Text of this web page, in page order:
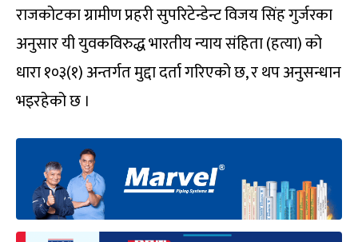
राजकोटका ग्रामीण प्रहरी सुपरिटेन्डेन्ट विजय सिंह गुर्जरका
अनुसार यी युवकविरुद्ध भारतीय न्याय संहिता (हत्या) को
धारा १०३(१) अन्तर्गत मुद्दा दर्ता गरिएको छ, र थप अनुसन्धान
भइरहेको छ ।